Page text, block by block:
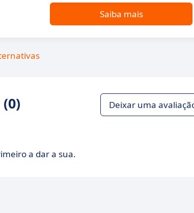
Saiba mais
Deixar uma
a dar a sua.